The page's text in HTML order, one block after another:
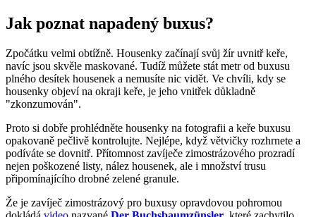
Jak poznat napadený buxus?
Zpočátku velmi obtížně. Housenky začínají svůj žír uvnitř keře,
navíc jsou skvěle maskované. Tudíž můžete stát metr od buxusu
plného desítek housenek a nemusíte nic vidět. Ve chvíli, kdy se
housenky objeví na okraji keře, je jeho vnitřek důkladně
"zkonzumován".
Proto si dobře prohlédněte housenky na fotografii a keře buxusu
opakovaně pečlivě kontrolujte. Nejlépe, když větvičky rozhrnete a
podíváte se dovnitř. Přítomnost zavíječe zimostrázového prozradí
nejen poškozené listy, nález housenek, ale i množství trusu
připomínajícího drobné zelené granule.
Že je zavíječ zimostrázový pro buxusy opravdovou pohromou